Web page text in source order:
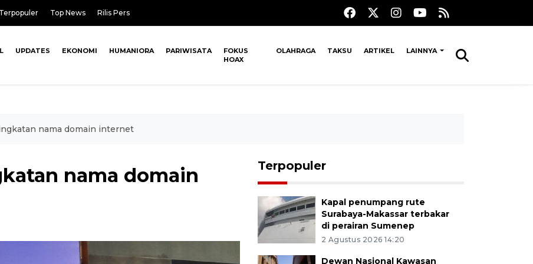
Terpopuler Top News Rilis Pers
UPDATES EKONOMI HUMANIORA PARIWISATA
FOKUS
HOAX
OLAHRAGA TAKSU ARTIKEL LAINNYA
nama domain internet
nama domain
Terpopuler
Kapal penumpang rute
Surabaya-Makassar terbakar
di perairan Sumenep
2 Agustus 2026 14:20
Dewan Nasional Kawasan